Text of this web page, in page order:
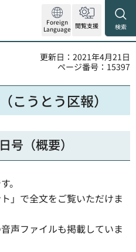
Foreign
Language 閲覧支援 検索
更新日：2021年4月21日
ページ番号：15397
こうとう区報）
（概要）
。
」で全文をご覧いただけま
声ファイルも掲載していま